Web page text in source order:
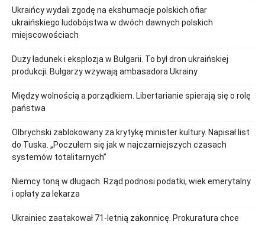
Ukraińcy wydali zgodę na ekshumacje polskich ofiar
ukraińskiego ludobójstwa w dwóch dawnych polskich
miejscowościach
Duży ładunek i eksplozja w Bułgarii. To był dron ukraińskiej
produkcji. Bułgarzy wzywają ambasadora Ukrainy
Między wolnością a porządkiem. Libertarianie spierają się o rolę
państwa
Olbrychski zablokowany za krytykę minister kultury. Napisał list
do Tuska. „Poczułem się jak w najczarniejszych czasach
systemów totalitarnych”
Niemcy toną w długach. Rząd podnosi podatki, wiek emerytalny
i opłaty za lekarza
Ukrainiec zaatakował 71-letnią zakonnicę. Prokuratura chce